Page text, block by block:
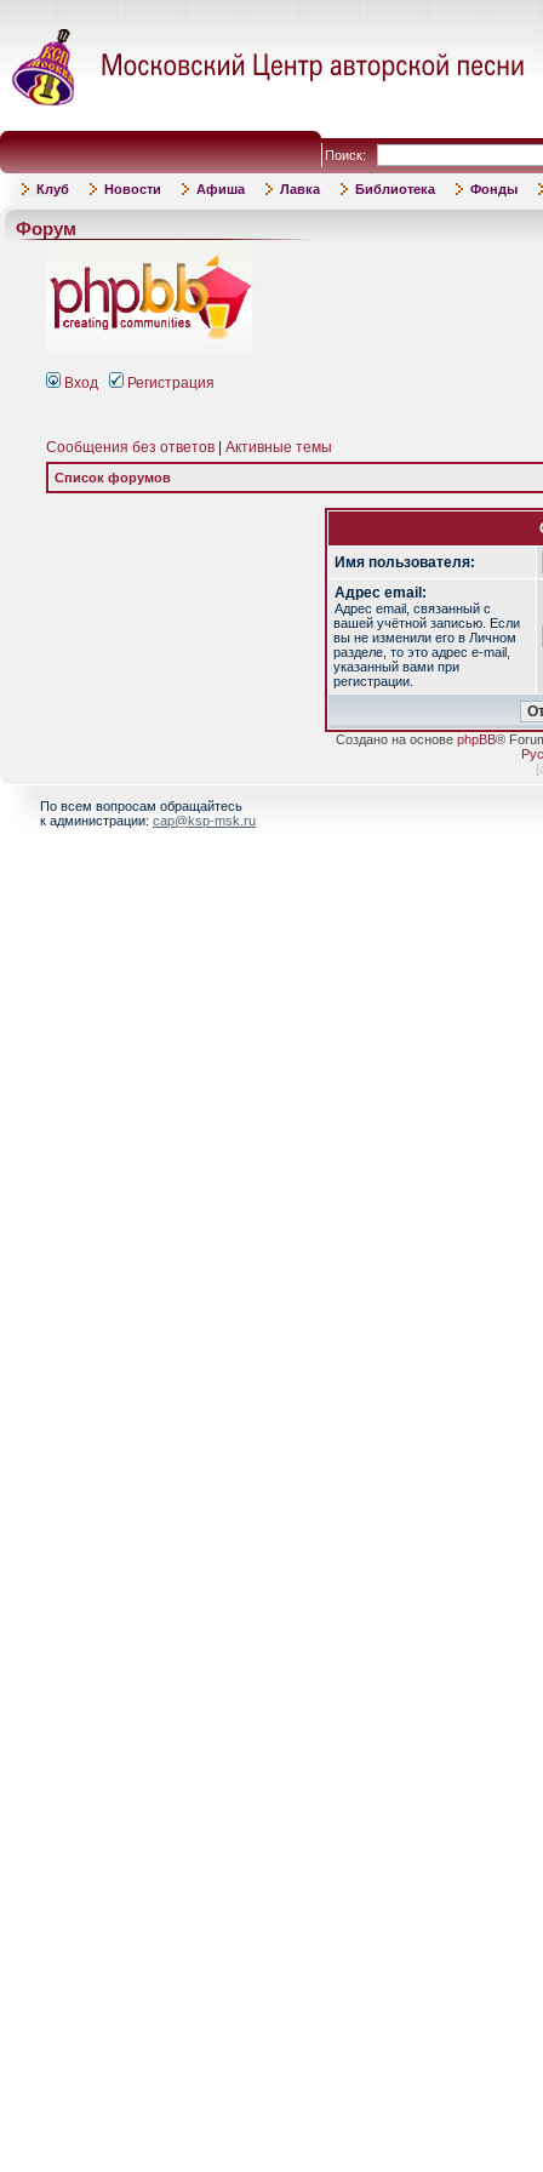
Поиск:
Клуб Новости Афиша Лавка Библиотека Фонды
Форум
Вход Регистрация
Сообщения без ответов Активные темы
Список форумов
Имя пользователя:
Адрес email:
Адрес email, связанный с
вашей учётной записью. Если
вы не изменили его в Личном
разделе, то это адрес e-mail,
указанный вами при
регистрации.
Создано на основе phpBB®
[
По всем вопросам обращайтесь
к администрации: cap@ksp-msk.ru